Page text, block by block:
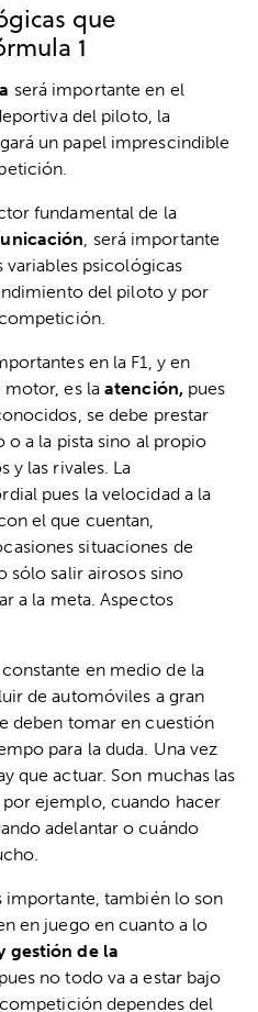
que
1
será importante en el
del piloto, la
un papel imprescindible
fundamental de la
, será importante
variables psicológicas
del piloto y por
en la F1, y en
motor, es laatención, pues
se debe prestar
a la pista sino al propio
y las rivales. La
pues la velocidad a la
el que cuentan,
situaciones de
sólo salir airosos sino
a la meta. Aspectos
en medio de la
de automóviles a gran
deben tomar en cuestión
para la duda. Una vez
que actuar. Son muchas las
ejemplo, cuando hacer
adelantar o cuándo
importante, también lo son
en juego en cuanto a lo
gestión de la
no todo va a estar bajo
dependes del